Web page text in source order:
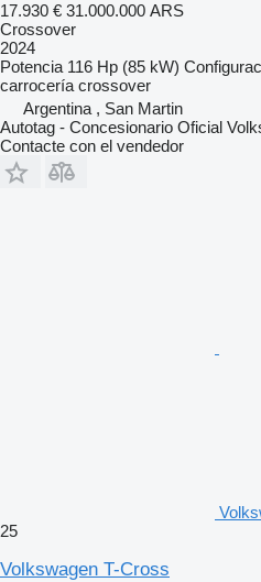
17.930 € 31.000.000 ARS
Crossover
2024
Potencia 116 Hp (85 kW)
carrocería crossover
Argentina , San Martin
Autotag - Concesionario Oficial
Contacte con el vendedor
25
Volkswagen T-Cross